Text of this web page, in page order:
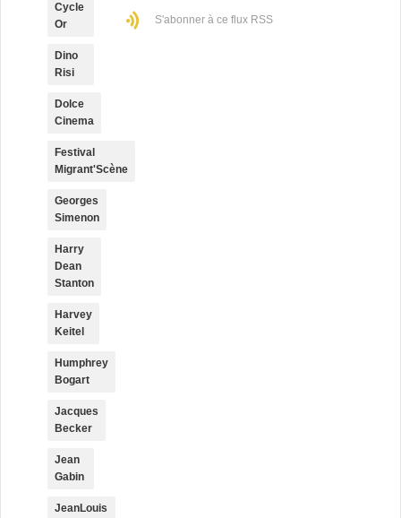
S'abonner à ce flux RSS
Cycle
Or
Dino
Risi
Dolce
Cinema
Festival
Migrant'Scène
Georges
Simenon
Harry
Dean
Stanton
Harvey
Keitel
Humphrey
Bogart
Jacques
Becker
Jean
Gabin
JeanLouis